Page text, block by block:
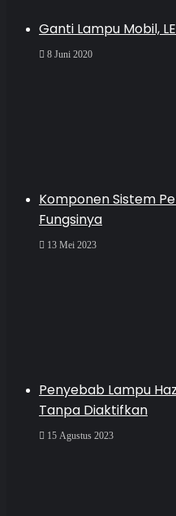
Ganti Lampu Mobil,
8 Juni 2020
Komponen Sistem
Fungsinya
13 Mei 2023
Penyebab Lampu
Tanpa Diaktifkan
15 Agustus 2023